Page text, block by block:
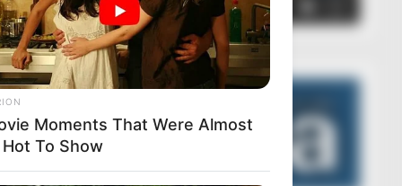
00:00 00:05
Moments That Were Almost
To Show